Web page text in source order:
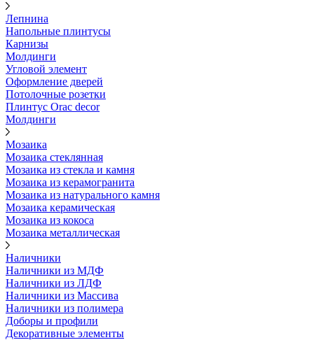
Лепнина
Напольные плинтусы
Карнизы
Молдинги
Угловой элемент
Оформление дверей
Потолочные розетки
Плинтус Orac decor
Молдинги
Мозаика
Мозаика стеклянная
Мозаика из стекла и камня
Мозаика из керамогранита
Мозаика из натурального камня
Мозаика керамическая
Мозаика из кокоса
Мозаика металлическая
Наличники
Наличники из МДФ
Наличники из ЛДФ
Наличники из Массива
Наличники из полимера
Доборы и профили
Декоративные элементы